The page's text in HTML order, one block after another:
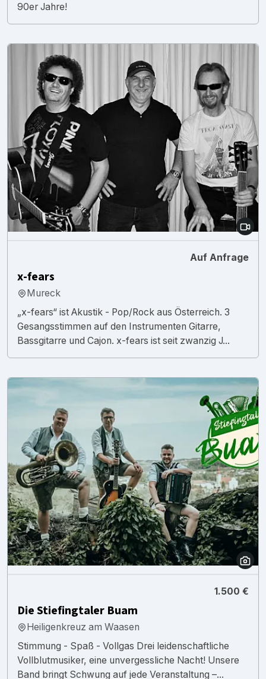
90er Jahre!
Auf Anfrage
x-fears
Mureck
„x-fears“ ist Akustik - Pop/Rock aus Österreich. 3
Gesangsstimmen auf den Instrumenten Gitarre,
Bassgitarre und Cajon. x-fears ist seit zwanzig J...
1.500 €
Die Stiefingtaler Buam
Heiligenkreuz am Waasen
Stimmung - Spaß - Vollgas Drei leidenschaftliche
Vollblutmusiker, eine unvergessliche Nacht! Unsere
Band bringt Schwung auf jede Veranstaltung –...